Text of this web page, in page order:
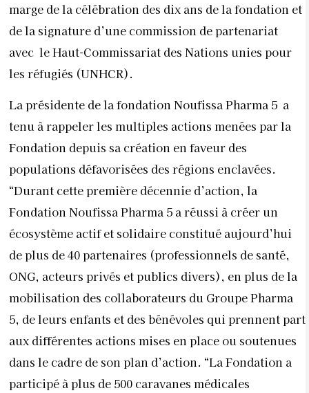
marge de la célébration des dix ans de la fondation et
de la signature d’une commission de partenariat
avec le Haut-Commissariat des Nations unies pour
les réfugiés (UNHCR).
La présidente de la fondation Noufissa Pharma 5 a
tenu à rappeler les multiples actions menées par la
Fondation depuis sa création en faveur des
populations défavorisées des régions enclavées.
“Durant cette première décennie d’action, la
Fondation Noufissa Pharma 5 a réussi à créer un
écosystème actif et solidaire constitué aujourd’hui
de plus de 40 partenaires (professionnels de santé,
ONG, acteurs privés et publics divers), en plus de la
mobilisation des collaborateurs du Groupe Pharma
5, de leurs enfants et des bénévoles qui prennent part
aux différentes actions mises en place ou soutenues
dans le cadre de son plan d’action. “La Fondation a
participé à plus de 500 caravanes médicales